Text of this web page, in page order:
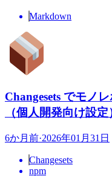
Markdown
Changesets でモノ
（個人開発向け設定
6か月前·2026年01月31日
Changesets
npm